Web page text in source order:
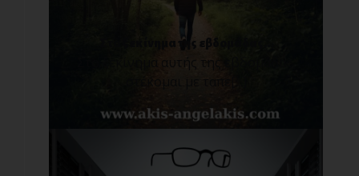
Στο ξεκίνημα της εβδομάδας...
Στο ξεκίνημα αυτής της εβδομάδας,